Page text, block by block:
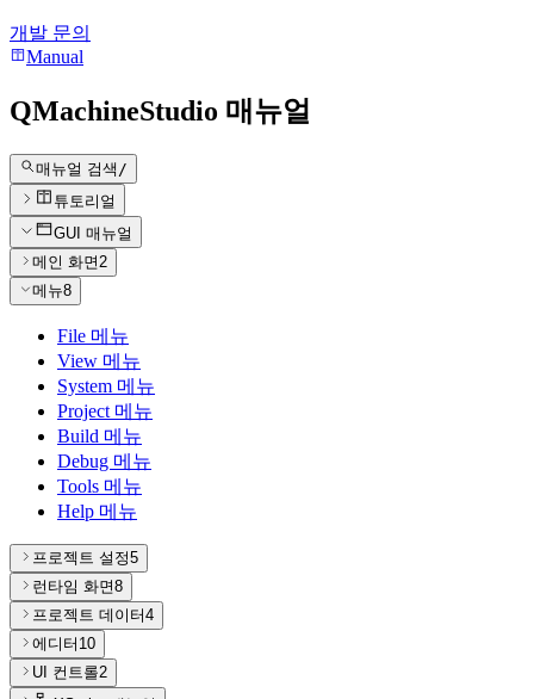
개발 문의
Manual
QMachineStudio 매뉴얼
매뉴얼 검색 /
튜토리얼
GUI 매뉴얼
메인 화면 2
메뉴8
File 메뉴
View 메뉴
System 메뉴
Project 메뉴
Build 메뉴
Debug 메뉴
Tools 메뉴
Help 메뉴
프로젝트 설정5
런타임 화면8
프로젝트 데이터4
에디터 10
UI 컨트롤2